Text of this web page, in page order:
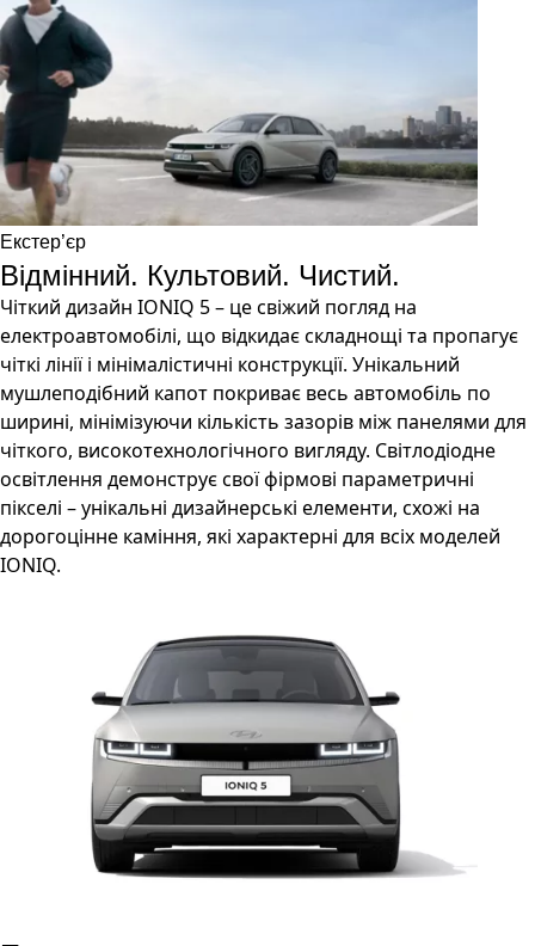
Eкстер’єр
Відмінний. Культовий. Чистий.
Чіткий дизайн IONIQ 5 – це свіжий погляд на
електроавтомобілі, що відкидає складнощі та пропагує
чіткі лінії і мінімалістичні конструкції. Унікальний
мушлеподібний капот покриває весь автомобіль по
ширині, мінімізуючи кількість зазорів між панелями для
чіткого, високотехнологічного вигляду. Світлодіодне
освітлення демонструє свої фірмові параметричні
пікселі – унікальні дизайнерські елементи, схожі на
дорогоцінне каміння, які характерні для всіх моделей
IONIQ.